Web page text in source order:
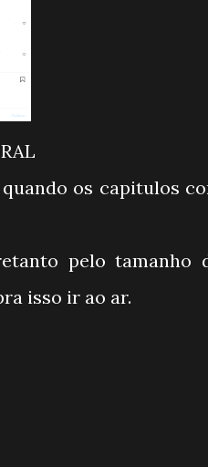
pelo tamanho
isso ir ao ar.